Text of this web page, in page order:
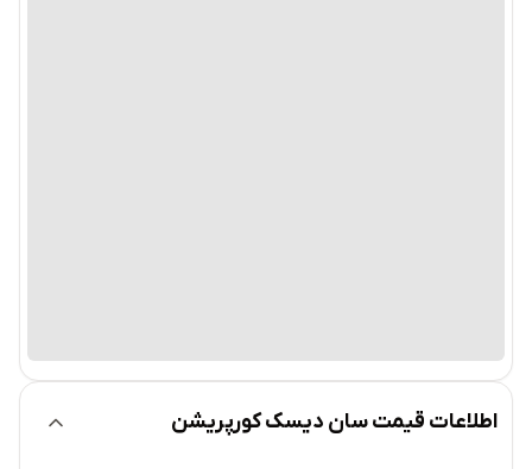
اطلاعات قیمت سان دیسک کورپریشن